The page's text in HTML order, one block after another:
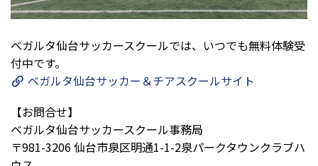
ベガルタ仙台サッカースクールでは、いつでも無料体験受
付中です。
ベガルタ仙台サッカー＆チアスクールサイト
【お問合せ】
ベガルタ仙台サッカースクール事務局
〒981-3206 仙台市泉区明通1-1-2泉パークタウンクラブハ